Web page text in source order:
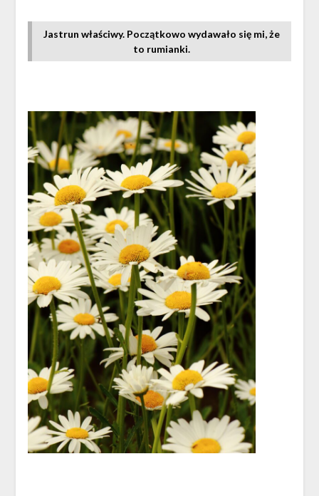
Jastrun właściwy. Początkowo wydawało się mi, że
to rumianki.